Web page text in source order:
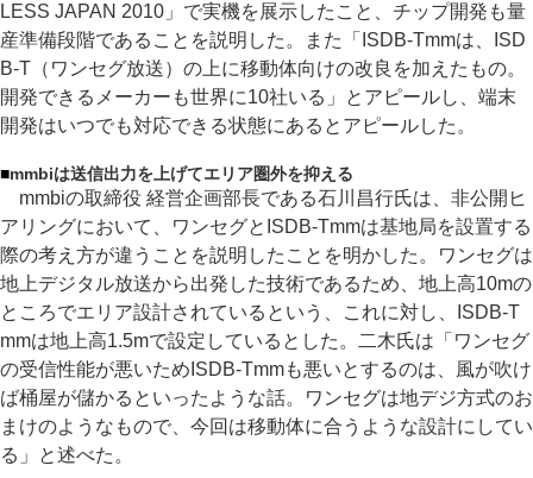
LESS JAPAN 2010」で実機を展示したこと、チップ開発も量
産準備段階であることを説明した。また「ISDB-Tmmは、ISD
B-T（ワンセグ放送）の上に移動体向けの改良を加えたもの。
開発できるメーカーも世界に10社いる」とアピールし、端末
開発はいつでも対応できる状態にあるとアピールした。
■mmbiは送信出力を上げてエリア圏外を抑える
mmbiの取締役 経営企画部長である石川昌行氏は、非公開ヒ
アリングにおいて、ワンセグとISDB-Tmmは基地局を設置する
際の考え方が違うことを説明したことを明かした。ワンセグは
地上デジタル放送から出発した技術であるため、地上高10mの
ところでエリア設計されているという、これに対し、ISDB-T
mmは地上高1.5mで設定しているとした。二木氏は「ワンセグ
の受信性能が悪いためISDB-Tmmも悪いとするのは、風が吹け
ば桶屋が儲かるといったような話。ワンセグは地デジ方式のお
まけのようなもので、今回は移動体に合うような設計にしてい
る」と述べた。